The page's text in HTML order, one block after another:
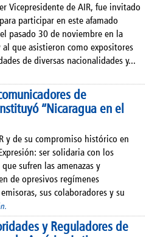
Vicepresidente de AIR, fue invitado
participar en este afamado
pasado 30 de noviembre en la
que asistieron como expositores
de diversas nacionalidades y...
de
“Nicaragua en el
y de su compromiso histórico en
ser solidaria con los
sufren las amenazas y
de opresivos regímenes
sus colaboradores y su
y Reguladores de